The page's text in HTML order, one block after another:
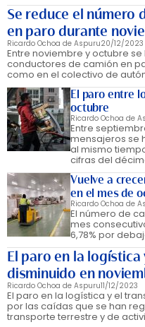
Se reduce el número
en paro durante
Ricardo Ochoa de Aspuru20/12/2023
Entre noviembre y octubre
conductores de camión en
como en el colectivo de
El paro entre
octubre
Ricardo Ochoa de
Entre
mensajeros se
al mismo
cifras del
Vuelve a
en el mes de
Ricardo Ochoa de
El número de
mes
6,78% por
El paro en la
disminuido en
Ricardo Ochoa de Aspuru11/12/2023
El paro en la logística y el
por las caídas que se han
transporte terrestre y de